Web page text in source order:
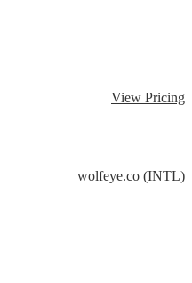
View Pricing
wolfeye.co (INTL)